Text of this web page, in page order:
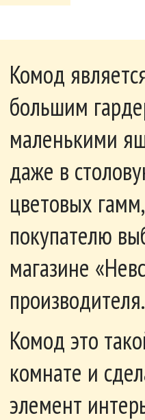
руб.
Kentaki S132-
10
750руб. 12